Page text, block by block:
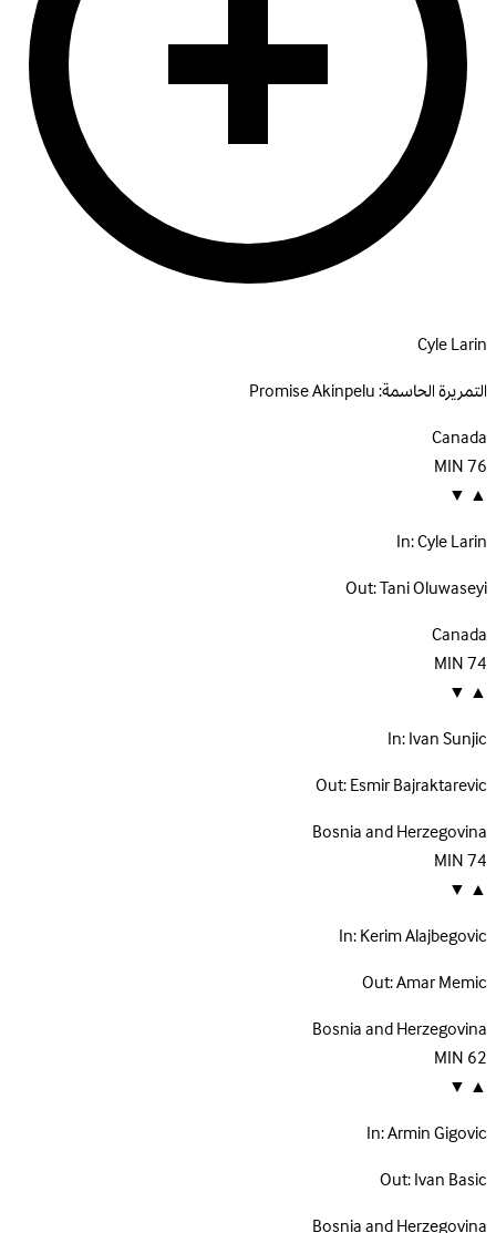
Cyle Larin
التمريرة الحاسمة:Promise Akinpelu
Canada
76
MIN
▲
▼
In:Cyle Larin
Out:Tani Oluwaseyi
Canada
74
MIN
▲
▼
In:Ivan Sunjic
Out:Esmir Bajraktarevic
Bosnia and Herzegovina
74
MIN
▲
▼
In:Kerim Alajbegovic
Out:Amar Memic
Bosnia and Herzegovina
62
MIN
▲
▼
In:Armin Gigovic
Out:Ivan Basic